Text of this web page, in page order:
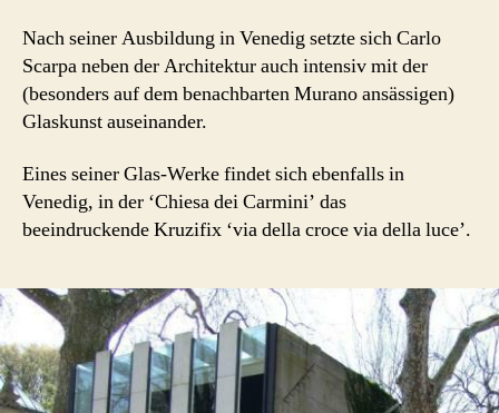
Nach seiner Ausbildung in Venedig setzte sich Carlo
Scarpa neben der Architektur auch intensiv mit der
(besonders auf dem benachbarten Murano ansässigen)
Glaskunst auseinander.
Eines seiner Glas-Werke findet sich ebenfalls in
Venedig, in der ‘Chiesa dei Carmini’ das
beeindruckende Kruzifix ‘via della croce via della luce’.